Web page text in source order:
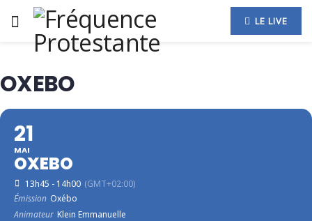
LE LIVE
OXEBO
21
MAI
OXEBO
13h45 - 14h00 (GMT+02:00)
Émission Oxébo
Animateur Klein Emmanuelle